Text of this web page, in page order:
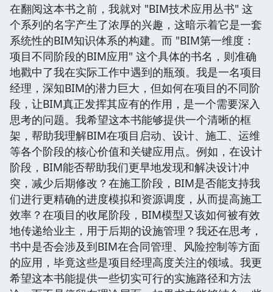
在翻阅这本书之前，我就对 "BIM技术应用丛书" 这
个系列的名字产生了浓厚的兴趣，这暗示着它是一套
系统性的BIM知识体系的构建。而 "BIM第一维度：
项目不同阶段的BIM应用" 这个具体的书名，则准确
地戳中了我在实际工作中遇到的瓶颈。我是一名项目
经理，深知BIM的潜力巨大，但如何在项目的不同阶
段，让BIM真正发挥其应有的作用，是一个需要深入
思考的问题。我希望这本书能够提供一个清晰的框
架，帮助我理解BIM在项目启动、设计、施工、运维
等各个阶段的核心价值和关键应用点。例如，在设计
阶段，BIM能否帮助我们更早地发现和解决设计冲
突，减少后期修改？在施工阶段，BIM是否能支持我
们进行更精确的进度模拟和资源调度，从而提高施工
效率？在项目的收尾阶段，BIM模型又该如何被有效
地传递给业主，用于后期的设施管理？我还在思考，
书中是否会涉及到BIM在合同管理、风险控制等方面
的应用，毕竟这些是项目经理高度关注的领域。我更
希望这本书能提供一些切实可行的实施路径和方法